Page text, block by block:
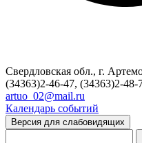
Свердловская обл., г.
(34363)2-46-47, (34363)2-48-
artuo_02@mail.ru
Календарь событий
Версия для слабовидящих